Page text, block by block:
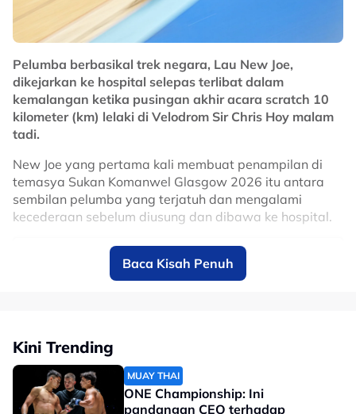
sangat kritikal, tiada masa jadi perlu buat keputusan.
Jika tidak selepas Sukan Asia saya gembira untuk
juga." tambahnya.
No node context available.
Related Topics
Pelumba berbasikal trek negara, Lau New Joe,
dikejarkan ke hospital selepas terlibat dalam
kemalangan ketika pusingan akhir acara scratch 10
kilometer (km) lelaki di Velodrom Sir Chris Hoy malam
tadi.
New Joe yang pertama kali membuat penampilan di
temasya Sukan Komanwel Glasgow 2026 itu antara
sembilan pelumba yang terjatuh dan mengalami
kecederaan sebelum diusung dan dibawa ke hospital.
Baca Kisah Penuh
Kini Trending
MUAY THAI
ONE Championship: Ini
pandangan CEO terhadap